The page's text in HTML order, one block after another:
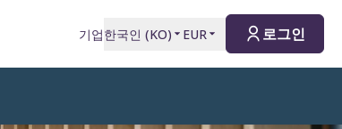
기업한국인 (KO) EUR 로그인